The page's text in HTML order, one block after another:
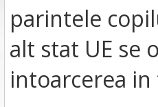
parintele
alt stat UE se
intoarcerea in